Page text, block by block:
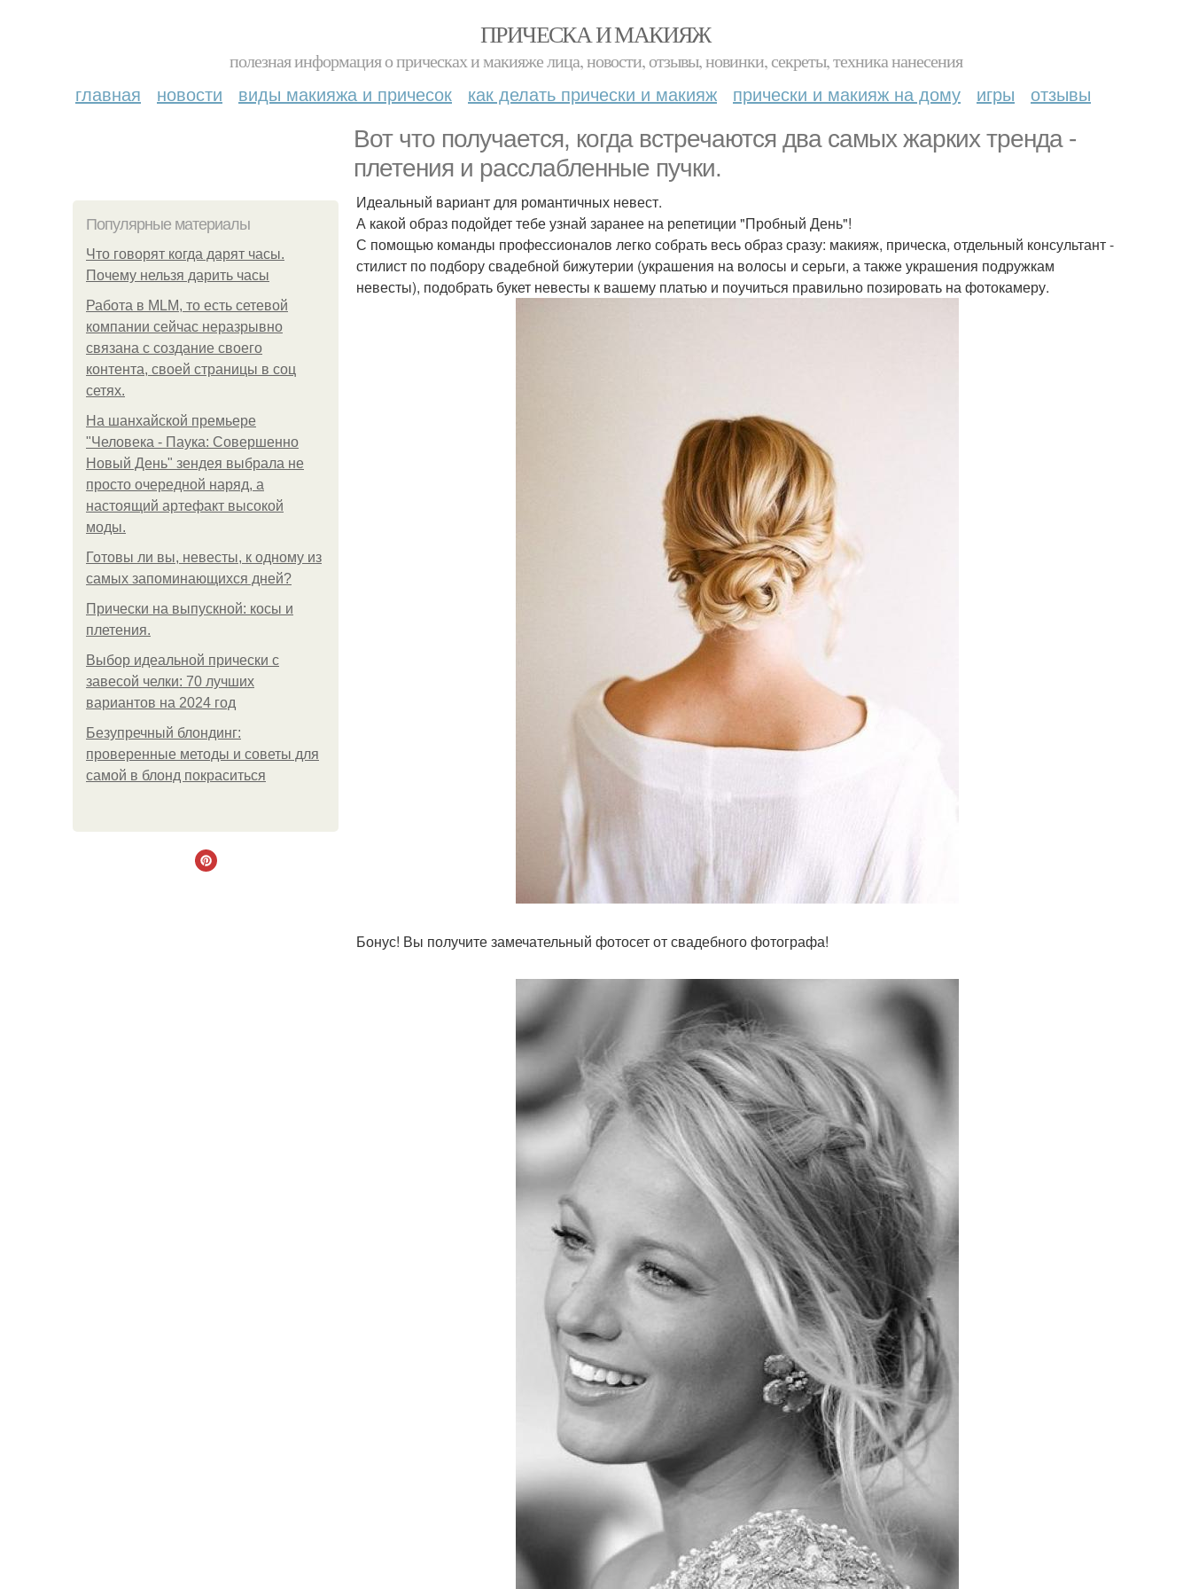
ПРИЧЕСКА И МАКИЯЖ
полезная информация о прическах и макияже лица, новости, отзывы, новинки, секреты, техника нанесения
главная новости виды макияжа и причесок как делать прически и макияж прически и макияж на дому игры отзывы
Вот что получается, когда встречаются два самых жарких тренда -
плетения и расслабленные пучки.
Популярные материалы
Что говорят когда дарят часы.
Почему нельзя дарить часы
Работа в MLM, то есть сетевой
компании сейчас неразрывно
связана с создание своего
контента, своей страницы в соц
сетях.
На шанхайской премьере
"Человека - Паука: Совершенно
Новый День" зендея выбрала не
просто очередной наряд, а
настоящий артефакт высокой
моды.
Готовы ли вы, невесты, к одному из
самых запоминающихся дней?
Прически на выпускной: косы и
плетения.
Выбор идеальной прически с
завесой челки: 70 лучших
вариантов на 2024 год
Безупречный блондинг:
проверенные методы и советы для
самой в блонд покраситься
Идеальный вариант для романтичных невест.
А какой образ подойдет тебе узнай заранее на репетиции "Пробный День"!
С помощью команды профессионалов легко собрать весь образ сразу: макияж, прическа, отдельный консультант -
стилист по подбору свадебной бижутерии (украшения на волосы и серьги, а также украшения подружкам
невесты), подобрать букет невесты к вашему платью и поучиться правильно позировать на фотокамеру.
Бонус! Вы получите замечательный фотосет от свадебного фотографа!